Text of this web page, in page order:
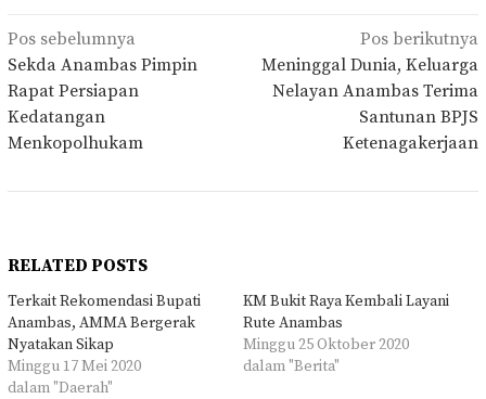
Navigasi
pos
Pos sebelumnya
Sekda Anambas Pimpin
Rapat Persiapan
Kedatangan
Menkopolhukam
Pos berikutnya
Meninggal Dunia, Keluarga
Nelayan Anambas Terima
Santunan BPJS
Ketenagakerjaan
RELATED POSTS
Terkait Rekomendasi Bupati
Anambas, AMMA Bergerak
Nyatakan Sikap
Minggu 17 Mei 2020
dalam "Daerah"
KM Bukit Raya Kembali Layani
Rute Anambas
Minggu 25 Oktober 2020
dalam "Berita"